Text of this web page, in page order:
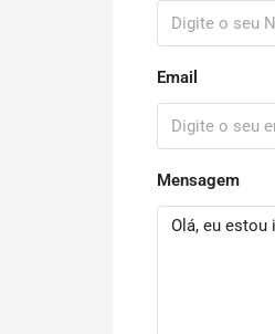
Email
Mensagem